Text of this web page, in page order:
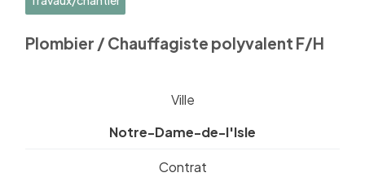
Plombier / Chauffagiste polyvalent F/H
Ville
Notre-Dame-de-l'Isle
Contrat